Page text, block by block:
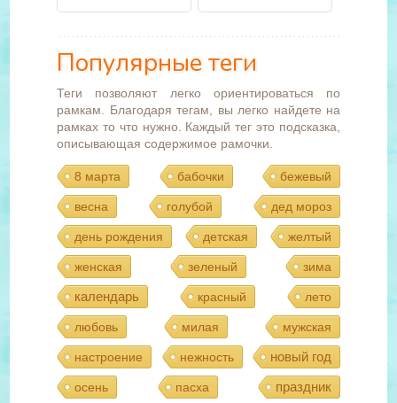
Популярные теги
Теги позволяют легко ориентироваться по
рамкам. Благодаря тегам, вы легко найдете на
рамках то что нужно. Каждый тег это подсказка,
описывающая содержимое рамочки.
8 марта бабочки бежевый
весна голубой дед мороз
день рождения детская желтый
женская зеленый зима
календарь красный лето
любовь милая мужская
настроение нежность новый год
осень пасха праздник